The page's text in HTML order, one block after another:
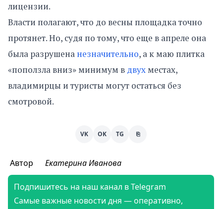
лицензии.
Власти полагают, что до весны площадка точно
протянет. Но, судя по тому, что еще в апреле она
была разрушена незначительно, а к маю плитка
«поползла вниз» минимум в двух местах,
владимирцы и туристы могут остаться без
смотровой.
VK OK TG ⎘
Автор Екатерина Иванова
Подпишитесь на наш канал в Telegram
Самые важные новости дня — оперативно,